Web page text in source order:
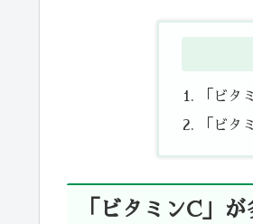
「ビタ
「ビタ
「ビタミンC」